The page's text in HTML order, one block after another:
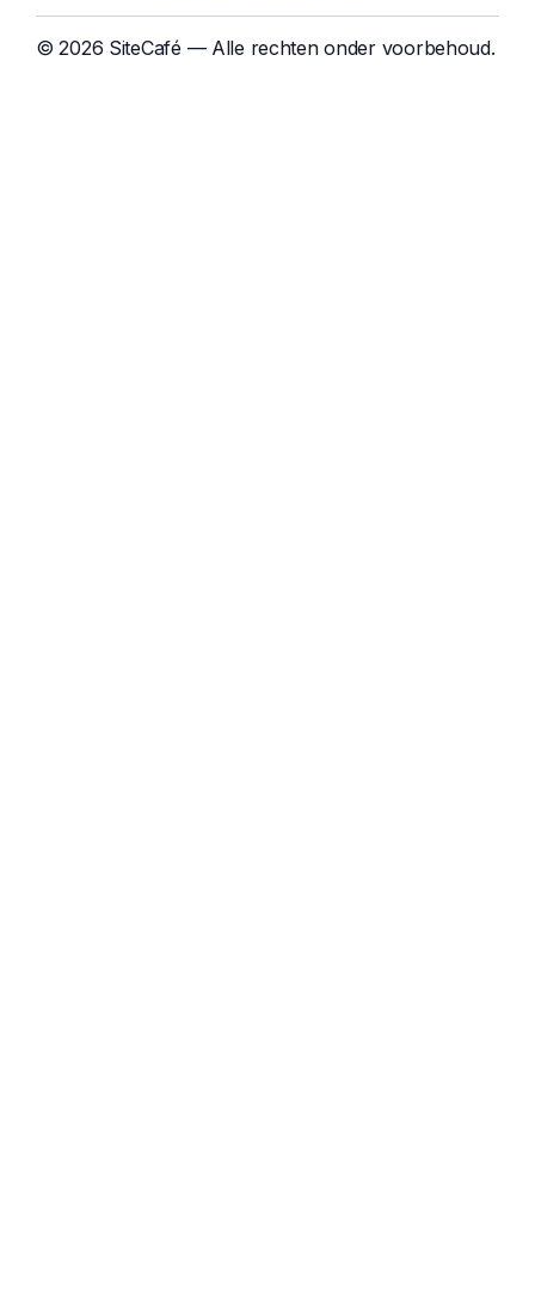
© 2026 SiteCafé — Alle rechten onder voorbehoud.